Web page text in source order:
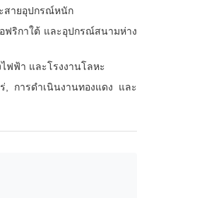
สายอุปกรณ์หนัก
ฟริกาใต้ และอุปกรณ์สนามห่าง
ฟฟ้า และโรงงานโลหะ
, การดําเนินงานทองแดง และ